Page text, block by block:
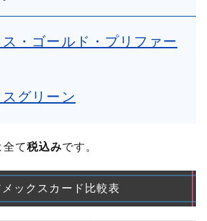
ス・ゴールド・プリファー
グリーン
て税込みです。
メックスカード比較表